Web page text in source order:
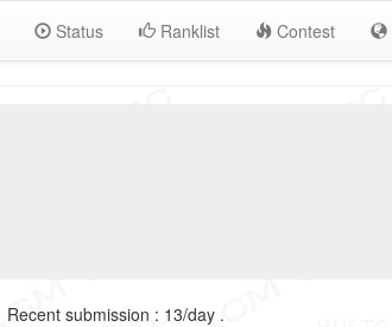
Status Ranklist Contest
Recent submission : 13/day .